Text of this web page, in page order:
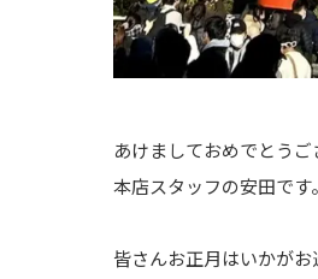
あけましておめでとうご
本店スタッフの安田です。
皆さんお正月はいかがお